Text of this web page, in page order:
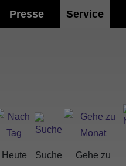
Presse Service
Heute Suche
Gehe zu